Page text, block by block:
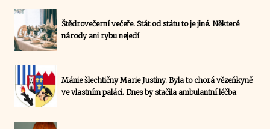
Štědrovečerní večeře. Stát od státu to je jiné. Některé
národy ani rybu nejedí
Mánie šlechtičny Marie Justiny. Byla to chorá vězeňkyně
ve vlastním paláci. Dnes by stačila ambulantní léčba